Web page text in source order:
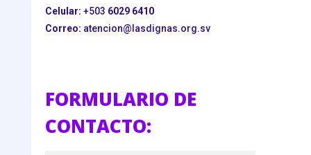
Celular: +503 6029 6410
Correo: atencion@lasdignas.org.sv
FORMULARIO DE
CONTACTO: